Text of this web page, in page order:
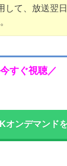
して、放送翌
すぐ視聴／
オンデマンド